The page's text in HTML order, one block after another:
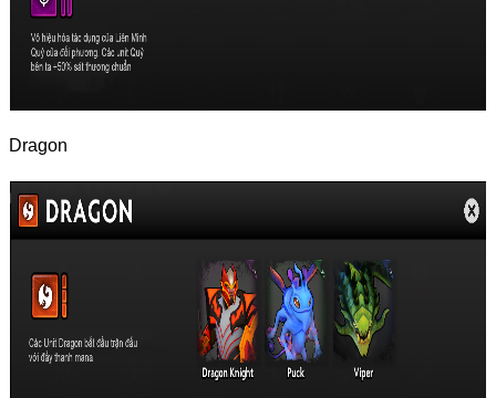
Dragon